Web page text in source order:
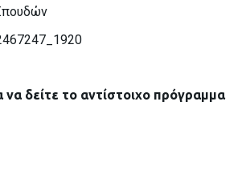
να δείτε το αντίστοιχο πρόγραμμα